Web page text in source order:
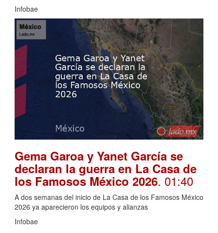
Infobae
Gema Garoa y Yanet García se
declaran la guerra en La Casa de
los Famosos México 2026. 01:40
A dos semanas del inicio de La Casa de los Famosos México
2026 ya aparecieron los equipos y alianzas
Infobae